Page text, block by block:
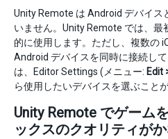
Unity Remote は Android デバイス
いません。Unity Remote では、最
的に使用します。ただし、複数の
Android デバイスを同時に接続し
は、Editor Settings (メニュー: Edit
ら使用したいデバイスを選ぶこと
Unity Remote でゲーム
ックスのクオリティが